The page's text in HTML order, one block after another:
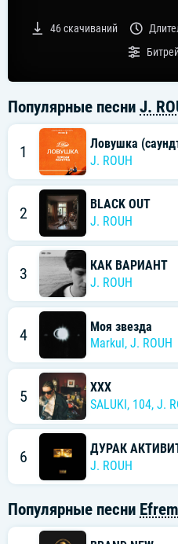
46скачиваний
Популярные песни J.
1
Ловушка
J. ROUH
2
BLACK OUT
J. ROUH
3
КАК ВАРИАНТ
J. ROUH
4
Моя звезда
Markul , J. ROUH
5
XXX
SALUKI, 104, J.
6
ДУРАК
J. ROUH
Популярные песни Efrem